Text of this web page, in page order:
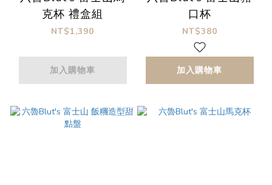
克杯 禮盒組
NT$1,390
加入購物車
口杯
NT$380
加入購物車